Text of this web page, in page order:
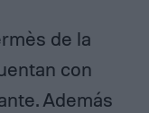
de la
con
Además